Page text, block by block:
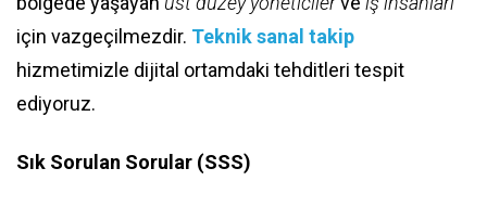
için vazgeçilmezdir. Teknik sanal takip
hizmetimizle dijital ortamdaki tehditleri tespit
ediyoruz.
Sık Sorulan Sorular (SSS)